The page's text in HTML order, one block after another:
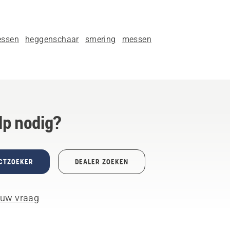
heggenschaar smering messen
nodig?
DEALER ZOEKEN
vraag